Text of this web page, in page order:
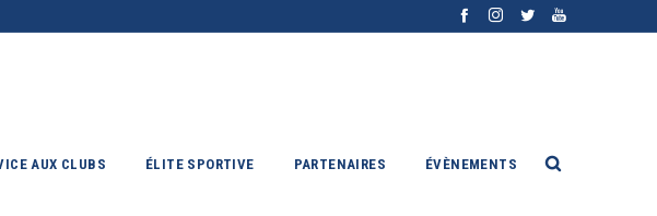
AUX CLUBS ÉLITE SPORTIVE PARTENAIRES ÉVÈNEMENTS